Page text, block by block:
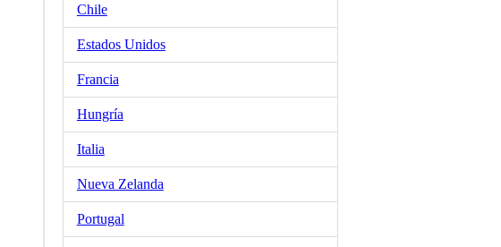
Chile
Estados Unidos
Francia
Hungría
Italia
Nueva Zelanda
Portugal